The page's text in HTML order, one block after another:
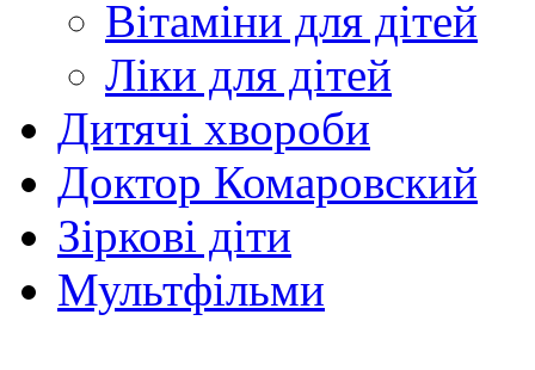
Вітаміни для дітей
Ліки для дітей
Дитячі хвороби
Доктор Комаровский
Зіркові діти
Мультфільми